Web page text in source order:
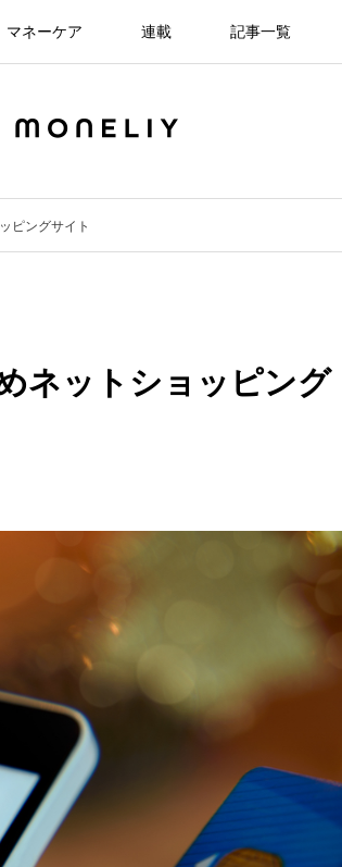
マネーケア 連載 記事一覧
ピングサイト
ネットショッピング